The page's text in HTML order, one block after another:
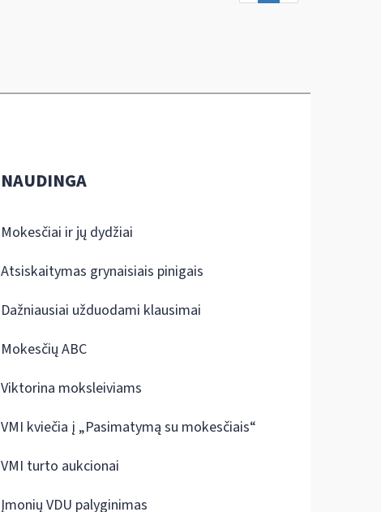
NAUDINGA
Mokesčiai ir jų dydžiai
Atsiskaitymas grynaisiais pinigais
Dažniausiai užduodami klausimai
Mokesčių ABC
Viktorina moksleiviams
VMI kviečia į „Pasimatymą su mokesčiais“
VMI turto aukcionai
Įmonių VDU palyginimas